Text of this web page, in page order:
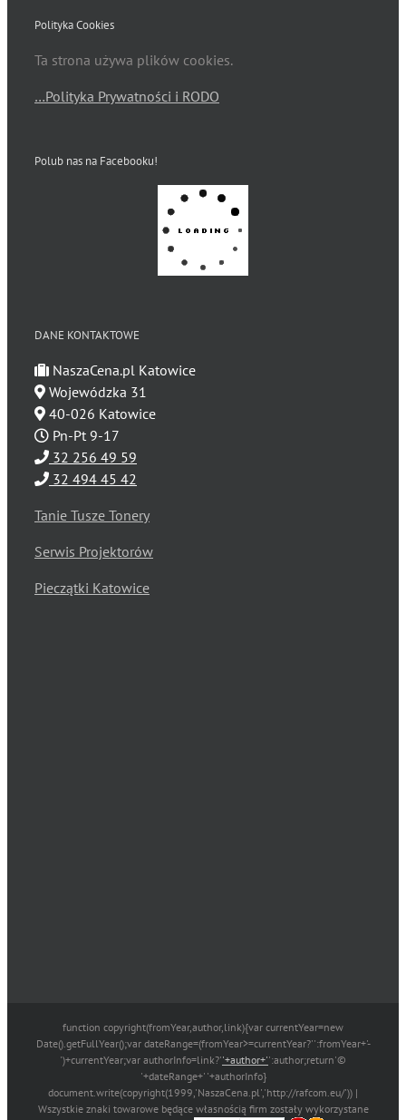
Polityka Cookies
Ta strona używa plików cookies.
…Polityka Prywatności i RODO
Polub nas na Facebooku!
DANE KONTAKTOWE
NaszaCena.pl Katowice
Wojewódzka 31
40-026 Katowice
Pn-Pt 9-17
32 256 49 59
32 494 45 42
Tanie Tusze Tonery
Serwis Projektorów
Pieczątki Katowice
function copyright(fromYear,author,link){var currentYear=new
Date().getFullYear();var dateRange=(fromYear>=currentYear?'':fromYear+'-
')+currentYear;var authorInfo=link?''+author+'':author;return'©
'+dateRange+' '+authorInfo}
document.write(copyright(1999,'NaszaCena.pl','http://rafcom.eu/')) |
Wszystkie znaki towarowe będące własnością firm zostały wykorzystane